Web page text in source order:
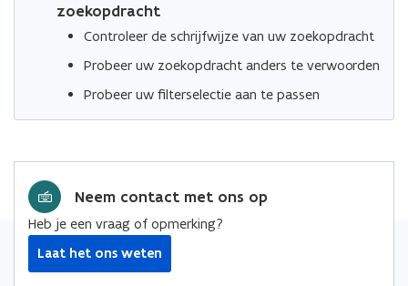
zoekopdracht
Controleer de schrijfwijze van uw zoekopdracht
Probeer uw zoekopdracht anders te verwoorden
Probeer uw filterselectie aan te passen
Neem contact met ons op
Heb je een vraag of opmerking?
Laat het ons weten